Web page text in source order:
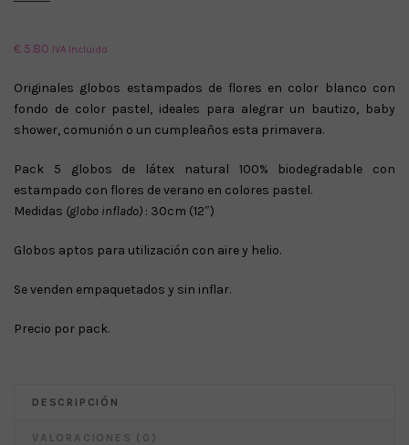
€ 5.80 IVA Incluido
Originales globos estampados de flores en color blanco con
fondo de color pastel, ideales para alegrar un bautizo, baby
shower, comunión o un cumpleaños esta primavera.
Pack 5 globos de látex natural 100% biodegradable con
estampado con flores de verano en colores pastel.
Medidas (globo inflado) : 30cm (12″)
Globos aptos para utilización con aire y helio.
Se venden empaquetados y sin inflar.
Precio por pack.
DESCRIPCIÓN
VALORACIONES (0)